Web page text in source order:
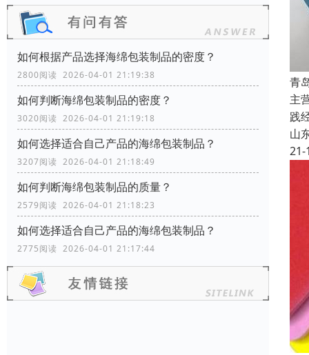
如何根据产品选择海绵包装制品的密度？
2800阅读 2026-04-01 21:19:38
如何判断海绵包装制品的密度？
3020阅读 2026-04-01 21:19:18
如何选择适合自己产品的海绵包装制品？
3207阅读 2026-04-01 21:18:49
如何判断海绵包装制品的质量？
2579阅读 2026-04-01 21:18:23
如何选择适合自己产品的海绵包装制品？
2775阅读 2026-04-01 21:17:44
青
主
践
山
21-